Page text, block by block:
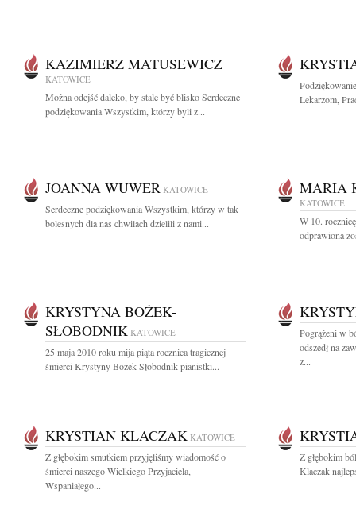
KAZIMIERZ MATUSEWICZ
KATOWICE
Można odejść daleko, by stale być blisko Serdeczne
podziękowania Wszystkim, którzy byli z...
Lekarzom,
JOANNA WUWER KATOWICE
Serdeczne podziękowania Wszystkim, którzy w tak
bolesnych dla nas chwilach dzielili z nami...
MARIA
KATOWICE
W 10.
odprawiona
KRYSTYNA BOŻEK-
SŁOBODNIK KATOWICE
25 maja 2010 roku mija piąta rocznica tragicznej
śmierci Krystyny Bożek-Słobodnik pianistki...
Pogrążeni w
odszedł na
z...
KRYSTIAN KLACZAK KATOWICE
Z głębokim smutkiem przyjęliśmy wiadomość o
śmierci naszego Wielkiego Przyjaciela,
Wspaniałego...
Z głębokim
Klaczak